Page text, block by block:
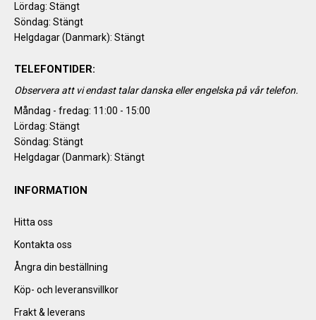
Lördag: Stängt
Söndag: Stängt
Helgdagar (Danmark): Stängt
TELEFONTIDER:
Observera att vi endast talar danska eller engelska på vår telefon.
Måndag - fredag: 11:00 - 15:00
Lördag: Stängt
Söndag: Stängt
Helgdagar (Danmark): Stängt
INFORMATION
Hitta oss
Kontakta oss
Ångra din beställning
Köp- och leveransvillkor
Frakt & leverans